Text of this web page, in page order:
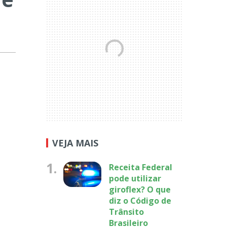
VEJA MAIS
1.
Receita Federal
pode utilizar
giroflex? O que
diz o Código de
Trânsito
Brasileiro